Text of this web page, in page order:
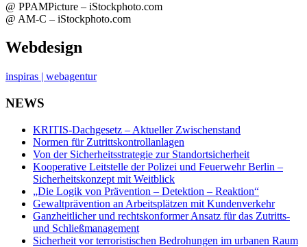
@ PPAMPicture – iStockphoto.com
@ AM-C – iStockphoto.com
Webdesign
inspiras | webagentur
NEWS
KRITIS-Dachgesetz – Aktueller Zwischenstand
Normen für Zutrittskontrollanlagen
Von der Sicherheitsstrategie zur Standortsicherheit
Kooperative Leitstelle der Polizei und Feuerwehr Berlin –
Sicherheitskonzept mit Weitblick
„Die Logik von Prävention – Detektion – Reaktion“
Gewaltprävention an Arbeitsplätzen mit Kundenverkehr
Ganzheitlicher und rechtskonformer Ansatz für das Zutritts-
und Schließmanagement
Sicherheit vor terroristischen Bedrohungen im urbanen Raum